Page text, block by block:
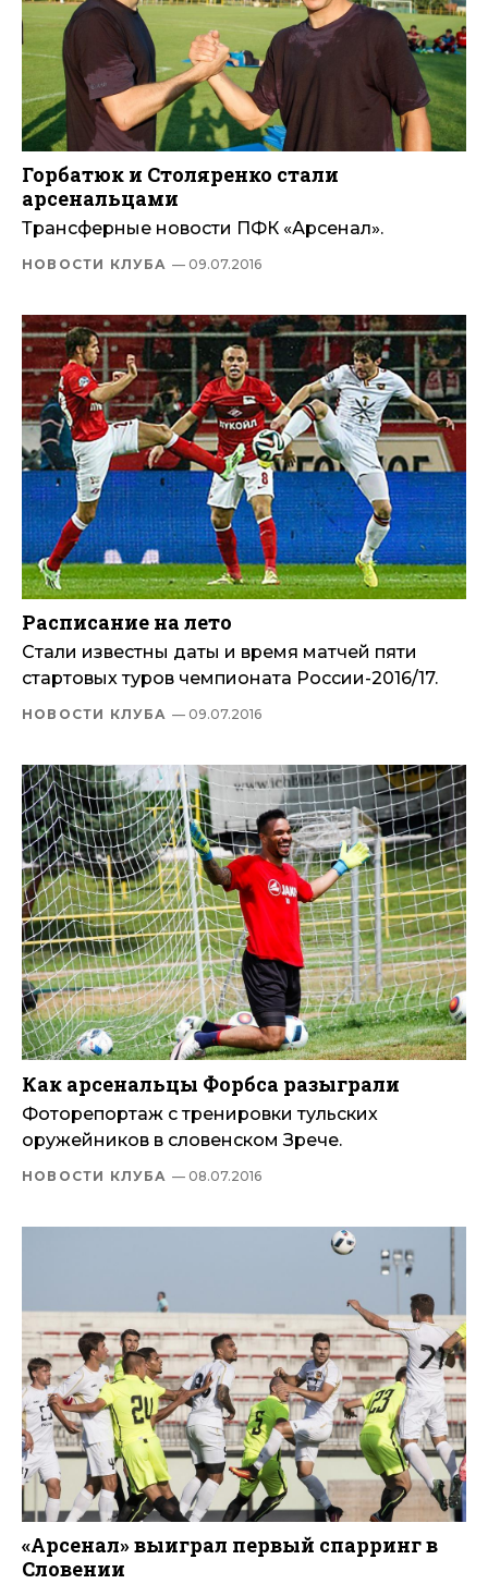
Горбатюк и Столяренко стали
арсенальцами
Трансферные новости ПФК «Арсенал».
НОВОСТИ КЛУБА — 09.07.2016
Расписание на лето
Стали известны даты и время матчей пяти
стартовых туров чемпионата России-2016/17.
НОВОСТИ КЛУБА — 09.07.2016
Как арсенальцы Форбса разыграли
Фоторепортаж с тренировки тульских
оружейников в словенском Зрече.
НОВОСТИ КЛУБА — 08.07.2016
«Арсенал» выиграл первый спарринг в
Словении